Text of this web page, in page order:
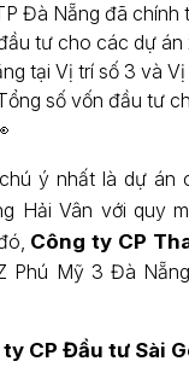
Đà Nẵng đã
tư cho các dự
tại Vị trí số 3 và
số vốn đầu tư
ý nhất là dự án
Hải Vân với quy
Công ty CP
Phú Mỹ 3 Đà
CP Đầu tư Sài